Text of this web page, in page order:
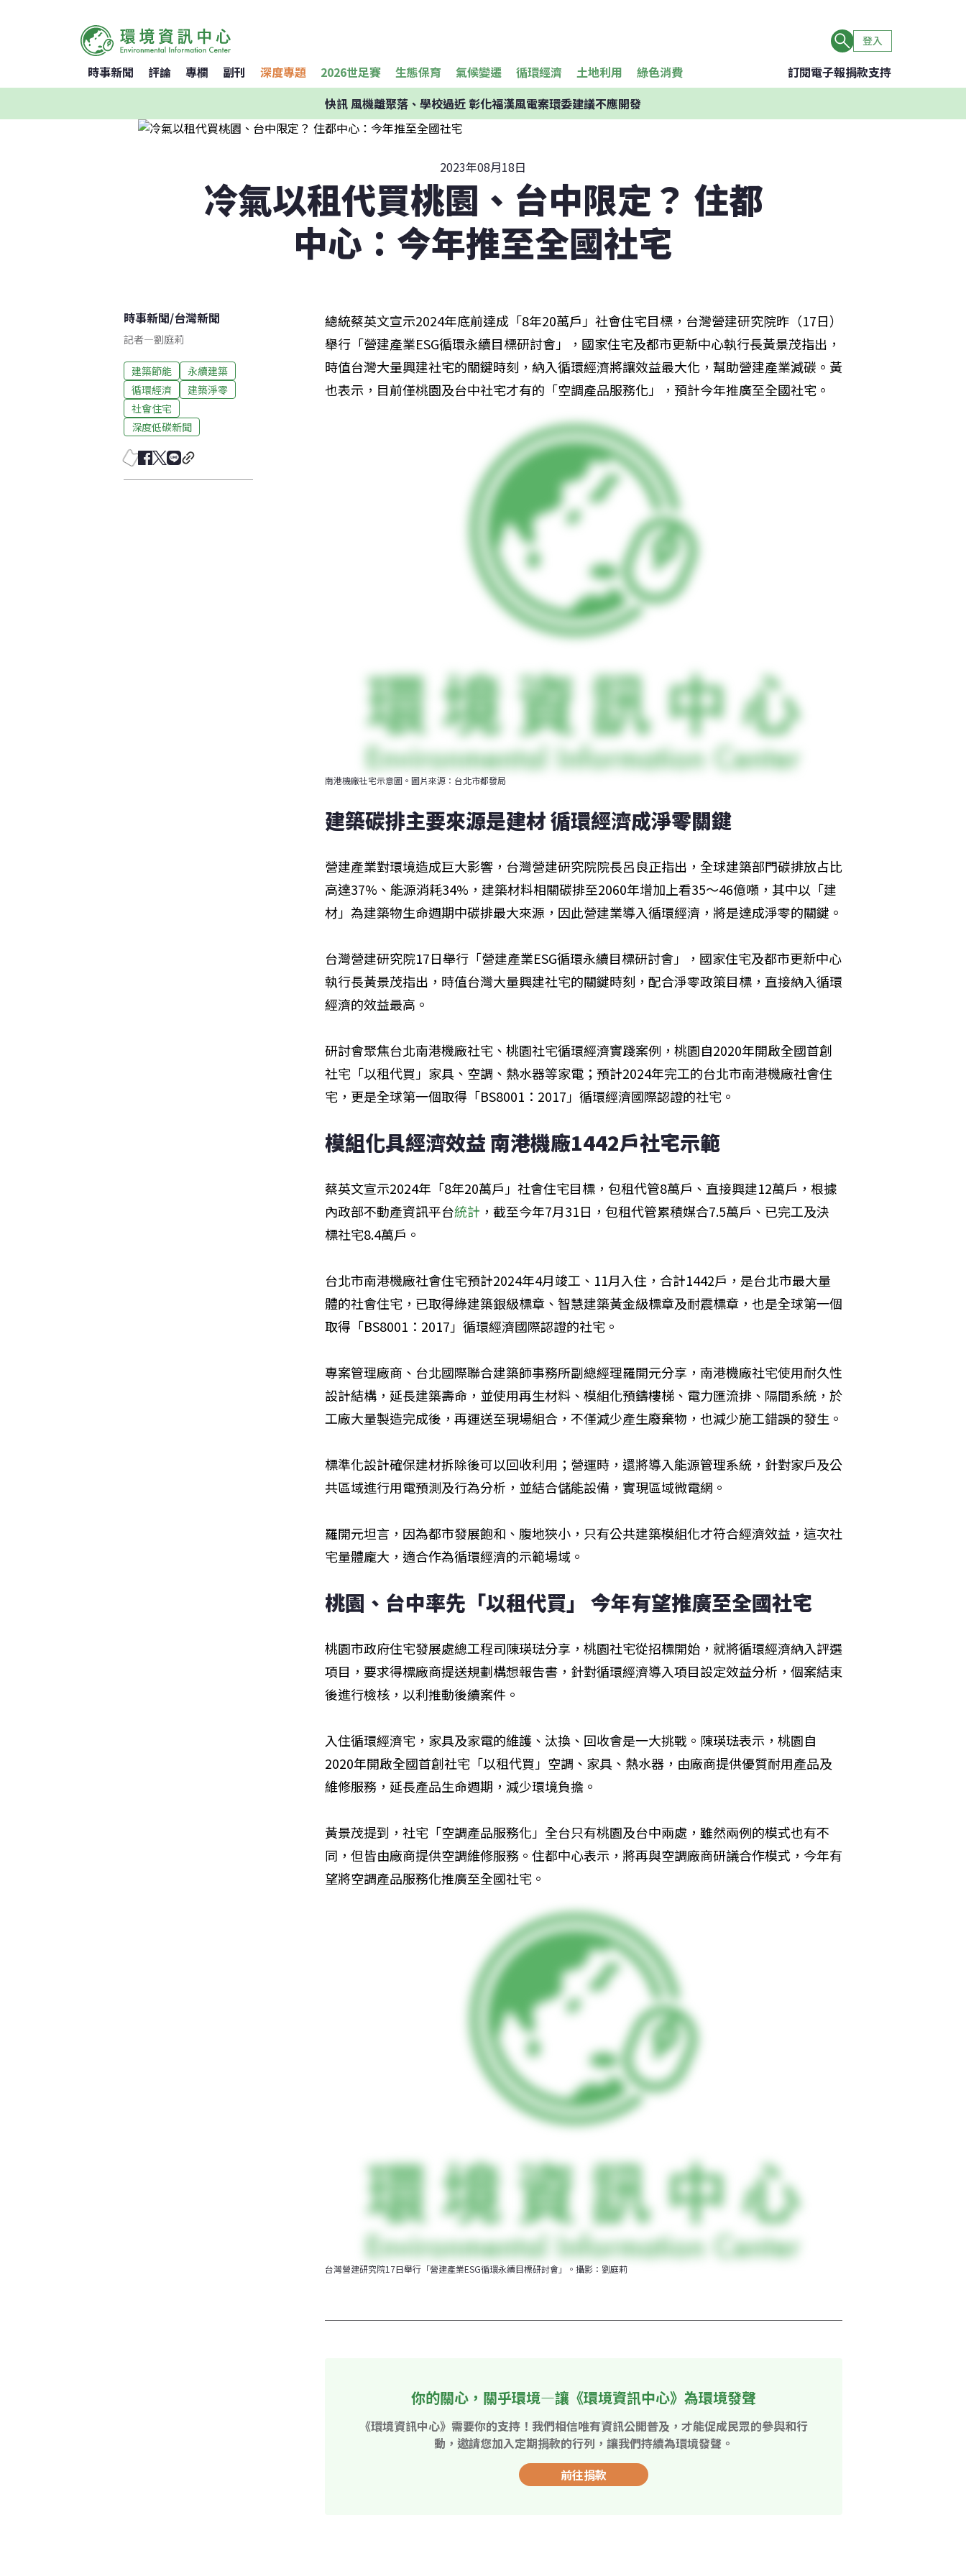
登入
時事新聞 評論 專欄 副刊 深度專題 2026世足賽 生態保育 氣候變遷 循環經濟 土地利用 綠色消費 訂閱電子報捐款支持
快訊風機離聚落、學校過近 彰化福漢風電案環委建議不應開發
2023年08月18日
冷氣以租代買桃園、台中限定？ 住都
中心：今年推至全國社宅
時事新聞/台灣新聞
記者—劉庭莉
建築節能
永續建築
循環經濟
建築淨零
社會住宅
深度低碳新聞
總統蔡英文宣示2024年底前達成「8年20萬戶」社會住宅目標，台灣營建研究院昨（17日）
舉行「營建產業ESG循環永續目標研討會」，國家住宅及都市更新中心執行長黃景茂指出，
時值台灣大量興建社宅的關鍵時刻，納入循環經濟將讓效益最大化，幫助營建產業減碳。黃
也表示，目前僅桃園及台中社宅才有的「空調產品服務化」，預計今年推廣至全國社宅。
南港機廠社宅示意圖。圖片來源：台北市都發局
建築碳排主要來源是建材 循環經濟成淨零關鍵
營建產業對環境造成巨大影響，台灣營建研究院院長呂良正指出，全球建築部門碳排放占比
高達37%、能源消耗34%，建築材料相關碳排至2060年增加上看35～46億噸，其中以「建
材」為建築物生命週期中碳排最大來源，因此營建業導入循環經濟，將是達成淨零的關鍵。
台灣營建研究院17日舉行「營建產業ESG循環永續目標研討會」，國家住宅及都市更新中心
執行長黃景茂指出，時值台灣大量興建社宅的關鍵時刻，配合淨零政策目標，直接納入循環
經濟的效益最高。
研討會聚焦台北南港機廠社宅、桃園社宅循環經濟實踐案例，桃園自2020年開啟全國首創
社宅「以租代買」家具、空調、熱水器等家電；預計2024年完工的台北市南港機廠社會住
宅，更是全球第一個取得「BS8001：2017」循環經濟國際認證的社宅。
模組化具經濟效益 南港機廠1442戶社宅示範
蔡英文宣示2024年「8年20萬戶」社會住宅目標，包租代管8萬戶、直接興建12萬戶，根據
內政部不動產資訊平台統計 ，截至今年7月31日，包租代管累積媒合7.5萬戶、已完工及決
標社宅8.4萬戶。
台北市南港機廠社會住宅預計2024年4月竣工、11月入住，合計1442戶，是台北市最大量
體的社會住宅，已取得綠建築銀級標章、智慧建築黃金級標章及耐震標章，也是全球第一個
取得「BS8001：2017」循環經濟國際認證的社宅。
專案管理廠商、台北國際聯合建築師事務所副總經理羅開元分享，南港機廠社宅使用耐久性
設計結構，延長建築壽命，並使用再生材料、模組化預鑄樓梯、電力匯流排、隔間系統，於
工廠大量製造完成後，再運送至現場組合，不僅減少產生廢棄物，也減少施工錯誤的發生。
標準化設計確保建材拆除後可以回收利用；營運時，還將導入能源管理系統，針對家戶及公
共區域進行用電預測及行為分析，並結合儲能設備，實現區域微電網。
羅開元坦言，因為都市發展飽和、腹地狹小，只有公共建築模組化才符合經濟效益，這次社
宅量體龐大，適合作為循環經濟的示範場域。
桃園、台中率先「以租代買」 今年有望推廣至全國社宅
桃園市政府住宅發展處總工程司陳瑛琺分享，桃園社宅從招標開始，就將循環經濟納入評選
項目，要求得標廠商提送規劃構想報告書，針對循環經濟導入項目設定效益分析，個案結束
後進行檢核，以利推動後續案件。
入住循環經濟宅，家具及家電的維護、汰換、回收會是一大挑戰。陳瑛琺表示，桃園自
2020年開啟全國首創社宅「以租代買」空調、家具、熱水器，由廠商提供優質耐用產品及
維修服務，延長產品生命週期，減少環境負擔。
黃景茂提到，社宅「空調產品服務化」全台只有桃園及台中兩處，雖然兩例的模式也有不
同，但皆由廠商提供空調維修服務。住都中心表示，將再與空調廠商研議合作模式，今年有
望將空調產品服務化推廣至全國社宅。
台灣營建研究院17日舉行「營建產業ESG循環永續目標研討會」。攝影：劉庭莉
你的關心，關乎環境—讓《環境資訊中心》為環境發聲
《環境資訊中心》需要你的支持！我們相信唯有資訊公開普及，才能促成民眾的參與和行
動，邀請您加入定期捐款的行列，讓我們持續為環境發聲。
前往捐款